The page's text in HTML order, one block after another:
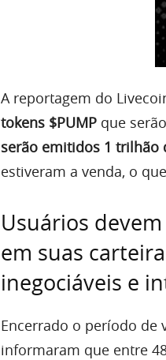
A reportagem do
tokens $PUMP que
serão emitidos 1 trilhão
estiveram a venda, o
Usuários
em suas
inegociáveis e
Encerrado o período de
informaram que entre